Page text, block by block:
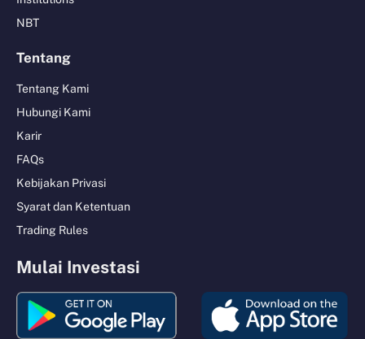
NBT
Tentang
Tentang Kami
Hubungi Kami
Karir
FAQs
Kebijakan Privasi
Syarat dan Ketentuan
Trading Rules
Mulai Investasi